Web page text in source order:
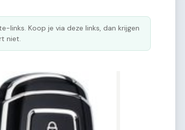
links. Koop je via deze links, dan krijgen
niet.